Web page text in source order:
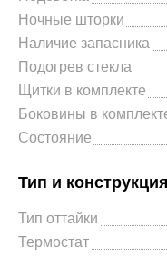
Ночные шторки
Наличие запасника
Подогрев стекла
Щитки в комплекте
Боковины в
Состояние
Тип и конструкция
Тип оттайки
Термостат